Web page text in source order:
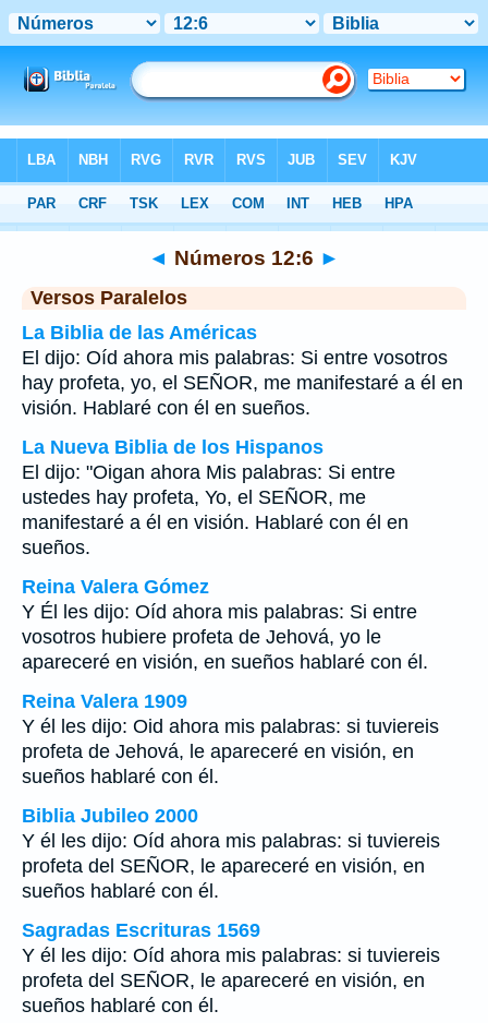
>Números Capítulo 12 > Verso 6
◄ Números 12:6 ►
Versos Paralelos
La Biblia de las Américas
El dijo: Oíd ahora mis palabras: Si entre vosotros
hay profeta, yo, el SEÑOR, me manifestaré a él en
visión. Hablaré con él en sueños.
La Nueva Biblia de los Hispanos
El dijo: "Oigan ahora Mis palabras: Si entre
ustedes hay profeta, Yo, el SEÑOR, me
manifestaré a él en visión. Hablaré con él en
sueños.
Reina Valera Gómez
Y Él les dijo: Oíd ahora mis palabras: Si entre
vosotros hubiere profeta de Jehová, yo le
apareceré en visión, en sueños hablaré con él.
Reina Valera 1909
Y él les dijo: Oid ahora mis palabras: si tuviereis
profeta de Jehová, le apareceré en visión, en
sueños hablaré con él.
Biblia Jubileo 2000
Y él les dijo: Oíd ahora mis palabras: si tuviereis
profeta del SEÑOR, le apareceré en visión, en
sueños hablaré con él.
Sagradas Escrituras 1569
Y él les dijo: Oíd ahora mis palabras: si tuviereis
profeta del SEÑOR, le apareceré en visión, en
sueños hablaré con él.